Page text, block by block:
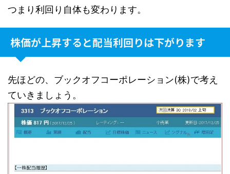
つまり利回り自体も変わります。
株価が上昇すると配当利回りは下がります
先ほどの、ブックオフコーポレーション(株)で考え
ていきましょう。